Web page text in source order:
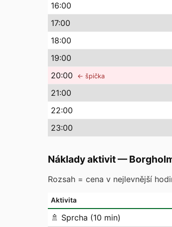
16:00
17:00
18:00
19:00
20:00 ← špička
21:00
22:00
23:00
Náklady aktivit—
Rozsah = cena v nejlevnější
Aktivita
🚿 Sprcha (10 min)